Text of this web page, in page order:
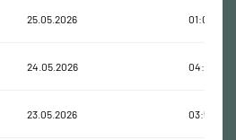
25.05.2026 01:02:00
24.05.2026 04:50:06
23.05.2026 03:55:06